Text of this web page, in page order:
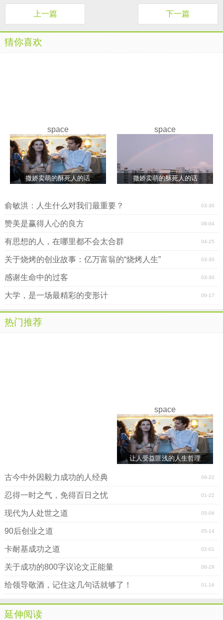
上一篇 下一篇
猜你喜欢
space
撒娇卖萌的酥死人的话
space
撒娇卖萌的酥死人的话
03-30
俞敏洪：人生什么对我们最重要？
08-04
赞美是赢得人心的良方
04-25
有思想的人，在哪里都不会太合群
03-30
关于烧烤的创业故事：亿万富翁的“烧烤人生”
03-30
感谢生命中的过客
09-17
大学，是一场最精彩的变形计
热门推荐
space
让人受益匪浅的人生哲理
09-22
古今中外因毅力成功的人经典
01-22
忍得一时之气，免得百日之忧
05-06
现代为人处世之道
05-14
90后创业之道
02-01
卡耐基成功之道
08-29
关于成功的800字议论文正能量
01-16
给领导敬酒，记住这几句话就够了！
延伸阅读